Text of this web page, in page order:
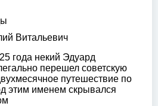
Витальевич
года некий Эдуард
перешел советскую
путешествие по
этим именем скрывался